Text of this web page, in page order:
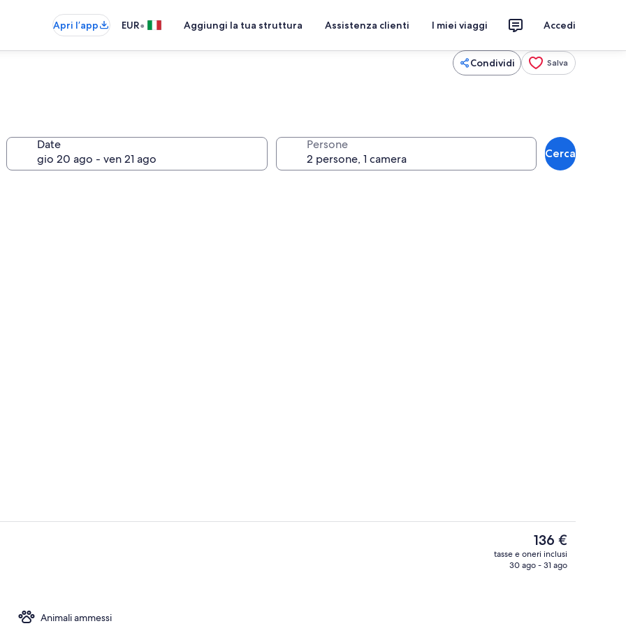
Apri l’app EUR• Aggiungi la tua struttura Assistenza clienti I miei viaggi Accedi
Condividi Salva
Date Persone
Cerca
Doppia Premium, vista lago |
Animali ammessi
Il
prezzo
attuale
136 €
tasse e oneri inclusi
30 ago - 31 ago